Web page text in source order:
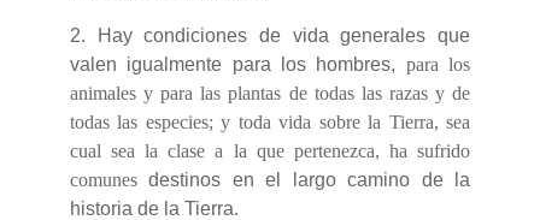
2. Hay condiciones de vida generales que
valen igualmente para los hombres, para los
animales y para las plantas de todas las razas y de
todas las especies; y toda vida sobre la Tierra, sea
cual sea la clase a la que pertenezca, ha sufrido
comunesdestinos en el largo camino de la
historia de la Tierra.